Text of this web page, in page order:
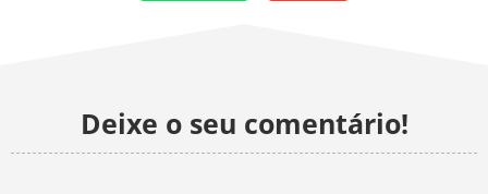
Deixe o seu comentário!